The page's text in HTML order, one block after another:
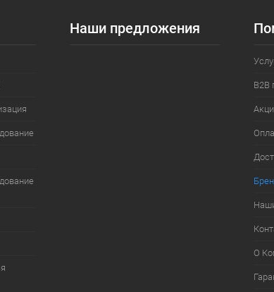
Наши предложения
B2B
О